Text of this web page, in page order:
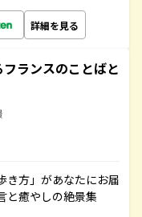
詳細を見る
ランスのことばと
き方」があなたにお届
と癒やしの絶景集